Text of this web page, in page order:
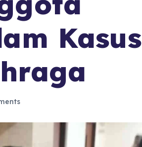
Kasus